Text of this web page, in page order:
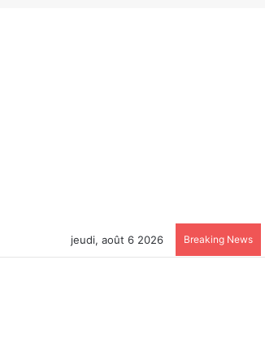
jeudi, août 6 2026 Breaking News